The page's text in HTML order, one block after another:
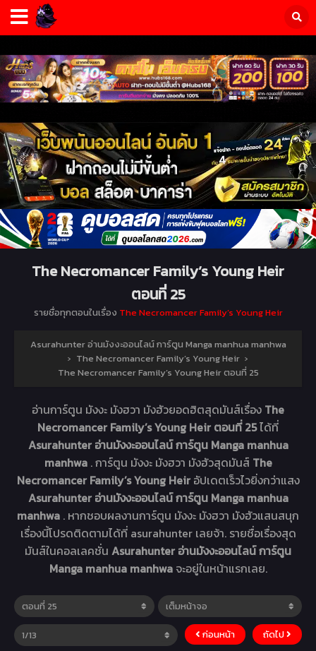
The Necromancer Family’s Young Heir
ตอนที่ 25
รายชื่อทุกตอนในเรื่อง The Necromancer Family’s Young Heir
Asurahunter อ่านมังงะออนไลน์ การ์ตูน Manga manhua manhwa
› The Necromancer Family’s Young Heir ›
The Necromancer Family’s Young Heir ตอนที่ 25
อ่านการ์ตูน มังงะ มังฮวา มังฮัวยอดฮิตสุดมันส์เรื่อง The
Necromancer Family’s Young Heir ตอนที่ 25ได้ที่
Asurahunter อ่านมังงะออนไลน์ การ์ตูน Manga manhua
manhwa . การ์ตูน มังงะ มังฮวา มังฮัวสุดมันส์ The
Necromancer Family’s Young Heir อัปเดตเร็วไวยิ่งกว่าแสง
Asurahunter อ่านมังงะออนไลน์ การ์ตูน Manga manhua
manhwa . หากชอบผลงานการ์ตูน มังงะ มังฮวา มังฮัวแสนสนุก
เรื่องนี้โปรดติดตามได้ที่ asurahunter เลยจ้า. รายชื่อเรื่องสุด
มันส์ในคอลเลคชั่น Asurahunter อ่านมังงะออนไลน์ การ์ตูน
Manga manhua manhwa จะอยู่ในหน้าแรกเลย.
ก่อนหน้า ถัดไป